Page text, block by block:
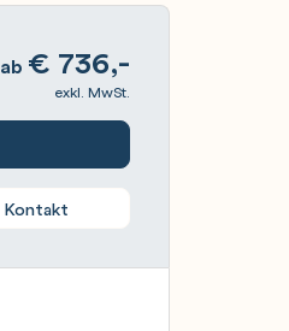
ab € 736,-
exkl. MwSt.
Kontakt